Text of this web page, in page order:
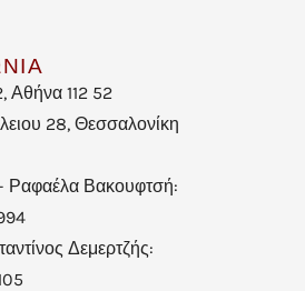
Αθήνα 112 52
28, Θεσσαλονίκη
Βακουφτσή:
Δεμερτζής: